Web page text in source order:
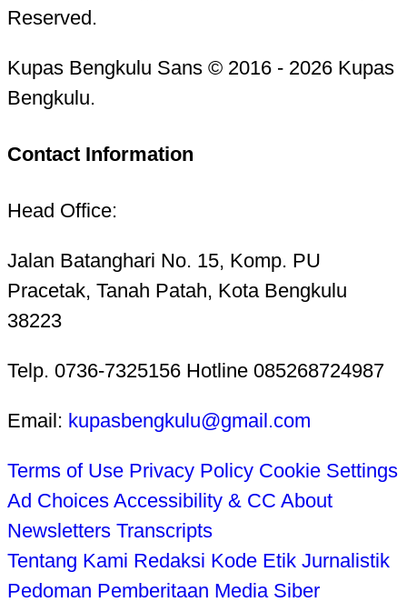
Reserved.
Kupas Bengkulu Sans © 2016 - 2026 Kupas
Bengkulu.
Contact Information
Head Office:
Jalan Batanghari No. 15, Komp. PU
Pracetak, Tanah Patah, Kota Bengkulu
38223
Telp. 0736-7325156 Hotline 085268724987
Email: kupasbengkulu@gmail.com
Terms of Use Privacy Policy Cookie Settings
Ad Choices Accessibility & CC About
Newsletters Transcripts
Tentang Kami Redaksi Kode Etik Jurnalistik
Pedoman Pemberitaan Media Siber